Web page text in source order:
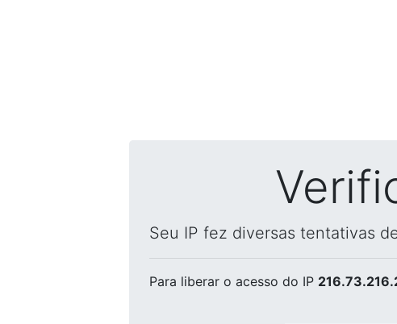
Seu IP fez diversas tentativas
Para liberar o acesso do IP